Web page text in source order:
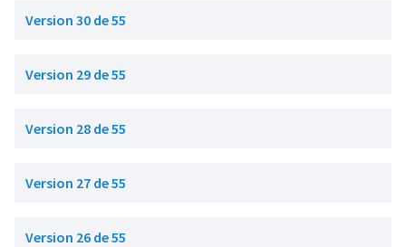
Version 30 de 55
Version 29 de 55
Version 28 de 55
Version 27 de 55
Version 26 de 55